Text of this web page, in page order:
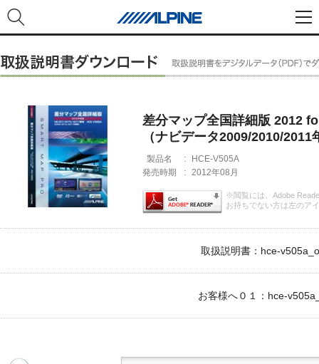
差分マップ全国詳細版 2012
（ナビデータ2009/2010/2011
製品名 :
HCE-V505A
発売時期
: 2012年08月
※閲覧には、Adobe
お持ちでない方は左のア
取扱説明書：hce-
お客様へ０１：hce-